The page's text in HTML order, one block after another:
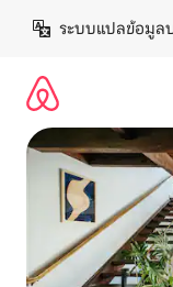
เนื้อหา
ระบบแปลข้อมูล